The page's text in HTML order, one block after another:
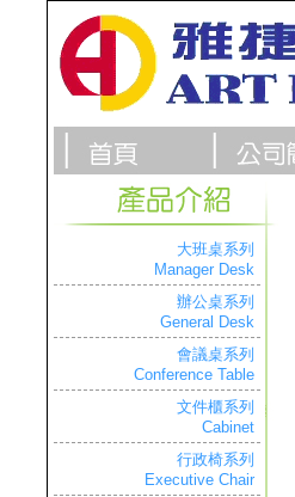
大班桌系列
Manager Desk
辦公桌系列
General Desk
會議桌系列
Conference Table
文件櫃系列
Cabinet
行政椅系列
Executive Chair